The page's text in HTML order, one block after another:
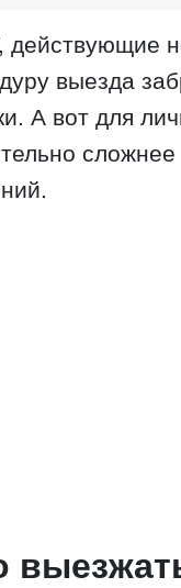
действующие
выезда
А вот для
сложнее